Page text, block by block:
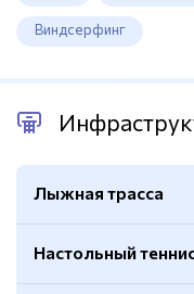
Виндсерфинг
Лыжная трасса
Настольный